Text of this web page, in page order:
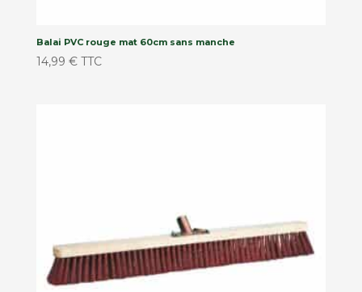
Balai PVC rouge mat 60cm sans manche
14,99 € TTC